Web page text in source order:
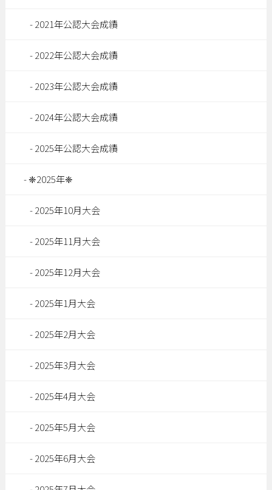
2021年公認大会成績
2022年公認大会成績
2023年公認大会成績
2024年公認大会成績
2025年公認大会成績
❈2025年❈
2025年10月大会
2025年11月大会
2025年12月大会
2025年1月大会
2025年2月大会
2025年3月大会
2025年4月大会
2025年5月大会
2025年6月大会